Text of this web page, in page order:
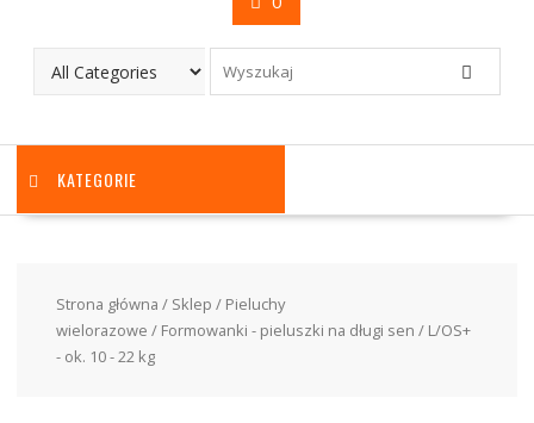
KATEGORIE
Strona główna / Sklep / Pieluchy
wielorazowe / Formowanki - pieluszki na długi sen / L/OS+
- ok. 10 - 22 kg